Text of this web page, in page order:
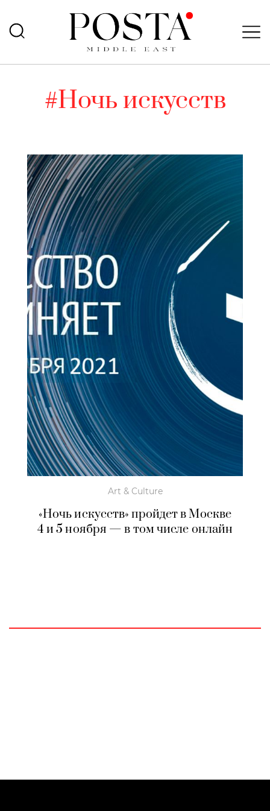
#Ночь искусств
Art & Culture
«Ночь искусств» пройдет в Москве
4 и 5 ноября — в том числе онлайн